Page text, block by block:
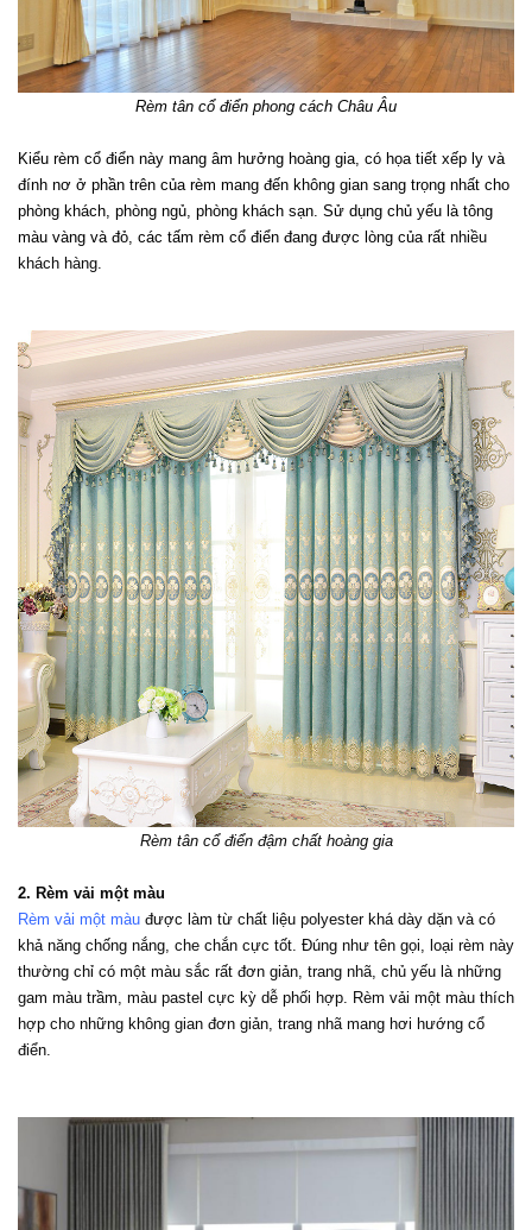
Rèm tân cổ điển phong cách Châu Âu
Kiểu rèm cổ điển này mang âm hưởng hoàng gia, có họa tiết xếp ly và
đính nơ ở phần trên của rèm mang đến không gian sang trọng nhất cho
phòng khách, phòng ngủ, phòng khách sạn. Sử dụng chủ yếu là tông
màu vàng và đỏ, các tấm rèm cổ điển đang được lòng của rất nhiều
khách hàng.
Rèm tân cổ điển đậm chất hoàng gia
2. Rèm vải một màu
Rèm vải một màu được làm từ chất liệu polyester khá dày dặn và có
khả năng chống nắng, che chắn cực tốt. Đúng như tên gọi, loại rèm này
thường chỉ có một màu sắc rất đơn giản, trang nhã, chủ yếu là những
gam màu trầm, màu pastel cực kỳ dễ phối hợp. Rèm vải một màu thích
hợp cho những không gian đơn giản, trang nhã mang hơi hướng cổ
điển.